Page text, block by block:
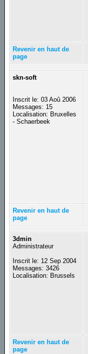
Revenir en haut de
page
skn-soft
Inscrit le: 03 Aoû 2006
Messages: 15
Localisation: Bruxelles
- Schaerbeek
Revenir en haut de
page
3dmin
Administrateur
Inscrit le: 12 Sep 2004
Messages: 3426
Localisation: Brussels
Revenir en haut de
page